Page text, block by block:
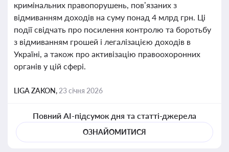
кримінальних правопорушень, пов’язаних з
відмиванням доходів на суму понад 4 млрд грн. Ці
події свідчать про посилення контролю та боротьбу
з відмиванням грошей і легалізацією доходів в
Україні, а також про активізацію правоохоронних
органів у цій сфері.
LIGA ZAKON, 23 січня 2026
Повний AI-підсумок дня та статті-джерела
ОЗНАЙОМИТИСЯ